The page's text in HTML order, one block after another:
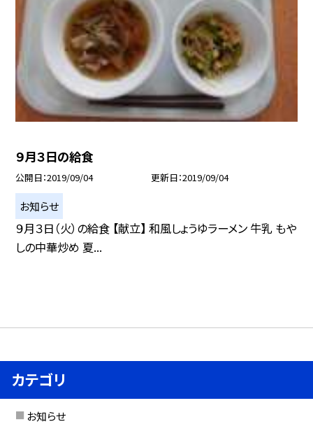
９月３日の給食
公開日 2019/09/04 更新日 2019/09/04
お知らせ
９月３日（火）の給食 【献立】 和風しょうゆラーメン 牛乳 もや
しの中華炒め 夏...
カテゴリ
お知らせ